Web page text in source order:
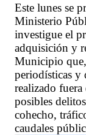
Este lunes se
Ministerio
investigue el
adquisición y
Municipio
periodísticas y
realizado
posibles
cohecho,
caudales